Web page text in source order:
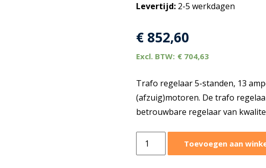
Levertijd: 2-5 werkdagen
€ 852,60
€ 704,63
Trafo regelaar 5-standen, 13
(afzuig)motoren. De trafo
betrouwbare regelaar van
regelaar
Toevoegen aan